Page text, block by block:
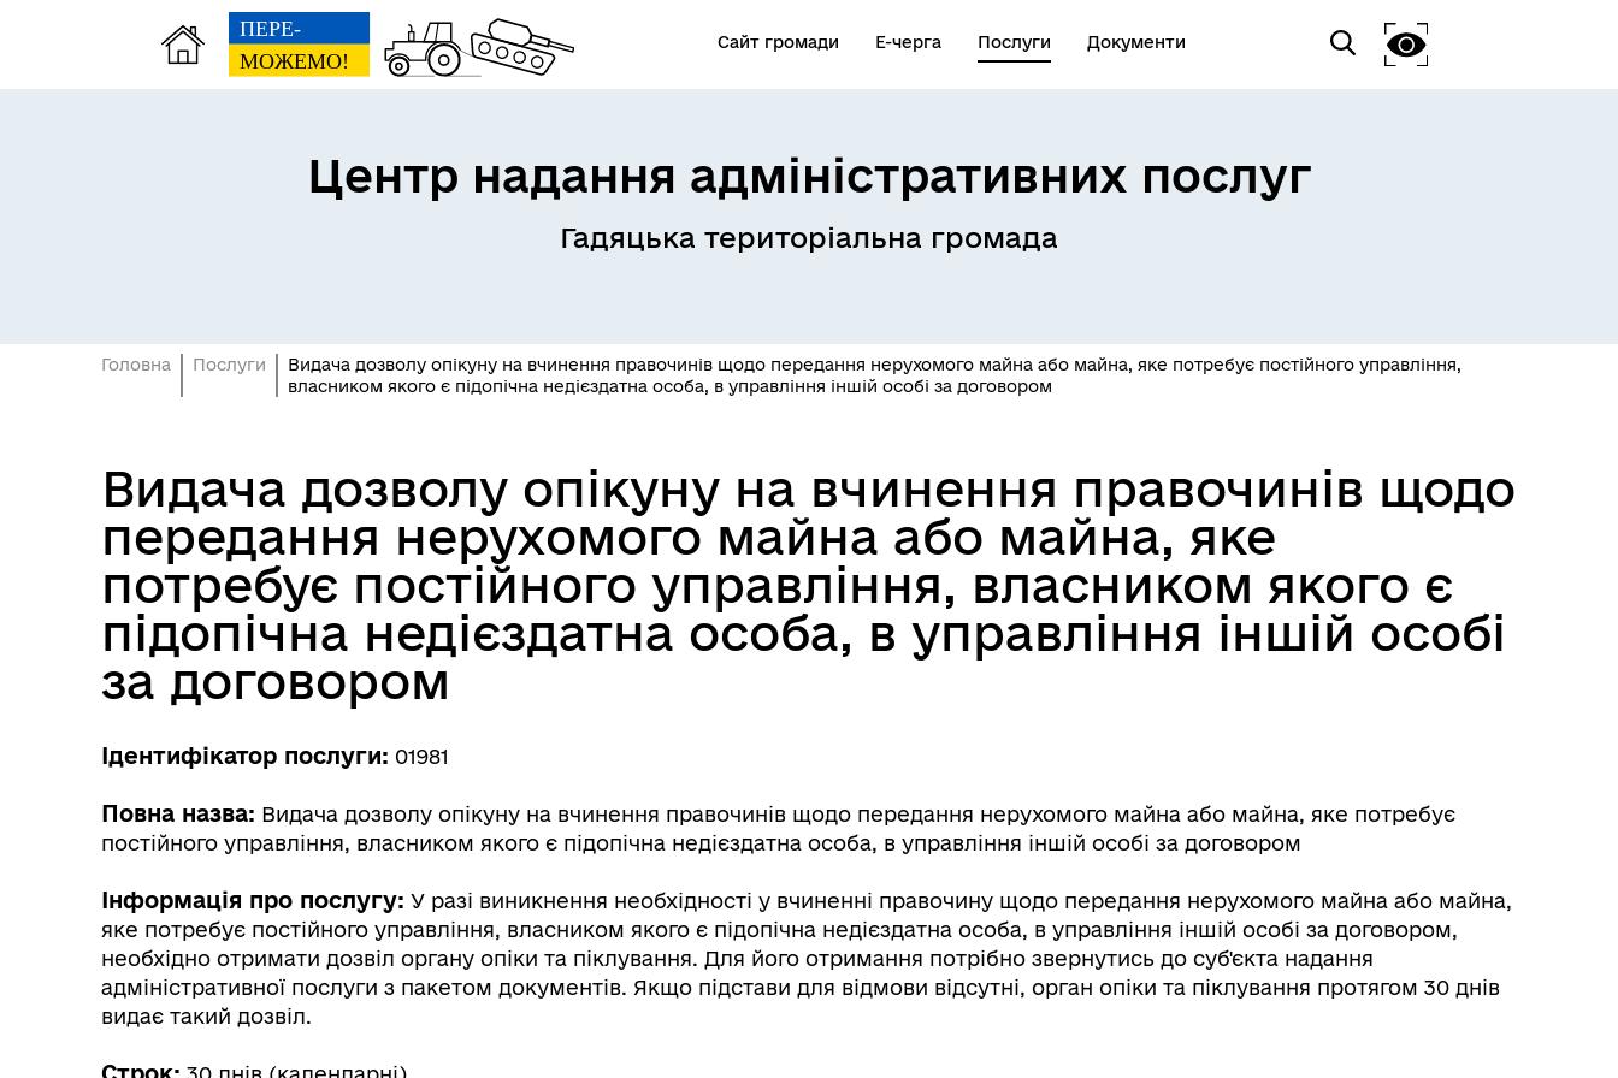
Сайт громади Е-черга Послуги Документи
Центр надання адміністративних послуг
Гадяцька територіальна громада
Головна Послуги
Видача дозволу опікуну на вчинення правочинів щодо передання нерухомого майна або майна, яке потребує постійного управління,
власником якого є підопічна недієздатна особа, в управління іншій особі за договором
Видача дозволу опікуну на вчинення правочинів щодо
передання нерухомого майна або майна, яке
потребує постійного управління, власником якого є
підопічна недієздатна особа, в управління іншій особі
за договором
Ідентифікатор послуги: 01981
Повна назва: Видача дозволу опікуну на вчинення правочинів щодо передання нерухомого майна або майна, яке потребує
постійного управління, власником якого є підопічна недієздатна особа, в управління іншій особі за договором
Інформація про послугу: У разі виникнення необхідності у вчиненні правочину щодо передання нерухомого майна або майна,
яке потребує постійного управління, власником якого є підопічна недієздатна особа, в управління іншій особі за договором,
необхідно отримати дозвіл органу опіки та піклування. Для його отримання потрібно звернутись до суб'єкта надання
адміністративної послуги з пакетом документів. Якщо підстави для відмови відсутні, орган опіки та піклування протягом 30 днів
видає такий дозвіл.
Строк: